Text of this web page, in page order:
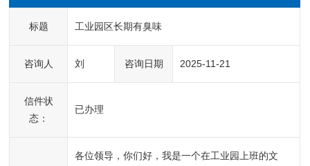
标题 工业园区长期有臭味
咨询人 刘 咨询日期 2025-11-21
信件状
态：
已办理
各位领导，你们好，我是一个在工业园上班的文